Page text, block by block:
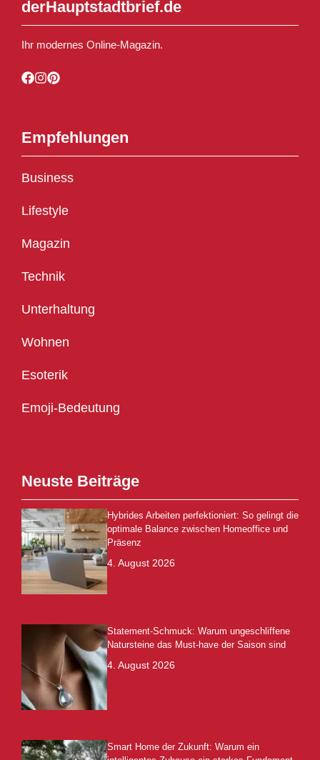
derHauptstadtbrief.de
Ihr modernes Online-Magazin.
Empfehlungen
Business
Lifestyle
Magazin
Technik
Unterhaltung
Wohnen
Esoterik
Emoji-Bedeutung
Neuste Beiträge
Hybrides Arbeiten perfektioniert: So gelingt die
optimale Balance zwischen Homeoffice und
Präsenz
4. August 2026
Statement-Schmuck: Warum ungeschliffene
Natursteine das Must-have der Saison sind
4. August 2026
Smart Home der Zukunft: Warum ein